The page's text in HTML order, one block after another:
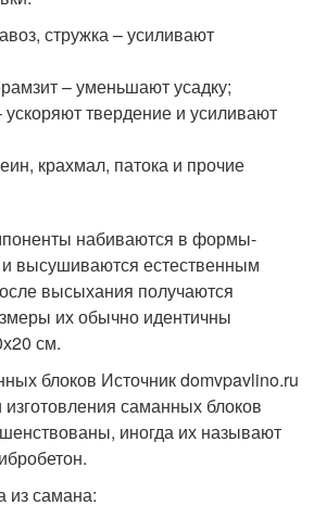
стружка – усиливают
– уменьшают усадку;
ускоряют твердение и усиливают
крахмал, патока и прочие
набиваются в формы-
высушиваются естественным
высыхания получаются
их обычно идентичны
см.
блоков Источник domvpavlino.ru
саманных блоков
иногда их называют
из самана: